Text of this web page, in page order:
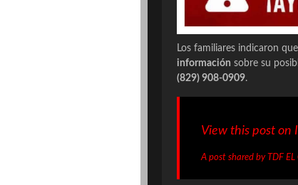
Los familiares indicaron
información sobre su
(829) 908-0909.
View this post on
A post shared by TDF